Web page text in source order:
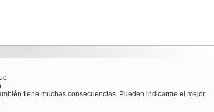
tiene muchas consecuencias. Pueden indicarme el mejor